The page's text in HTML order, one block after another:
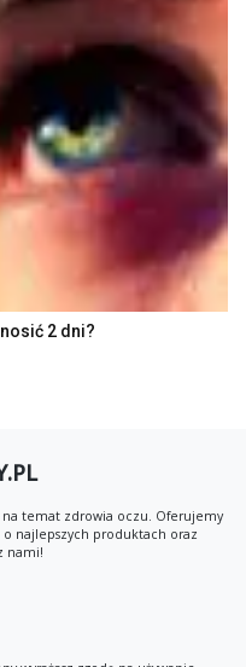
2 dni?
na temat zdrowia oczu. Oferujemy
najlepszych produktach oraz
nami!